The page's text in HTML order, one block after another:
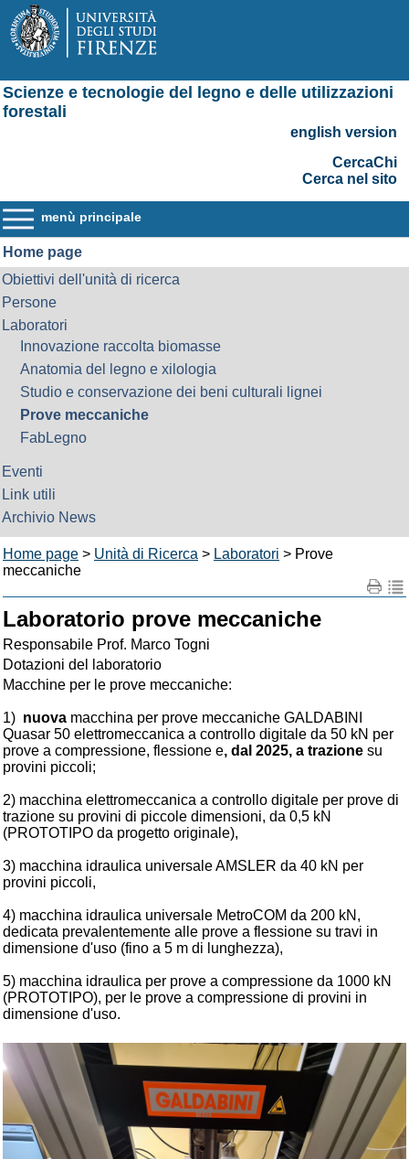
Scienze e tecnologie del legno e delle utilizzazioni
forestali
english version
CercaChi
Cerca nel sito
menù principale
Home page
Obiettivi dell'unità di ricerca
Persone
Laboratori
Innovazione raccolta biomasse
Anatomia del legno e xilologia
Studio e conservazione dei beni culturali lignei
Prove meccaniche
FabLegno
Eventi
Link utili
Archivio News
Home page > Unità di Ricerca > Laboratori > Prove
meccaniche
Laboratorio prove meccaniche
Responsabile Prof. Marco Togni
Dotazioni del laboratorio
Macchine per le prove meccaniche:
1) nuova macchina per prove meccaniche GALDABINI
Quasar 50 elettromeccanica a controllo digitale da 50 kN per
prove a compressione, flessione e, dal 2025, a trazione su
provini piccoli;
2) macchina elettromeccanica a controllo digitale per prove di
trazione su provini di piccole dimensioni, da 0,5 kN
(PROTOTIPO da progetto originale),
3) macchina idraulica universale AMSLER da 40 kN per
provini piccoli,
4) macchina idraulica universale MetroCOM da 200 kN,
dedicata prevalentemente alle prove a flessione su travi in
dimensione d'uso (fino a 5 m di lunghezza),
5) macchina idraulica per prove a compressione da 1000 kN
(PROTOTIPO), per le prove a compressione di provini in
dimensione d'uso.